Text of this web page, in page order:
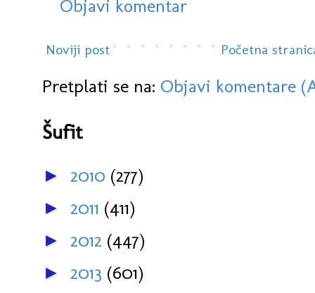
Objavi komentar
Noviji post Početna
Pretplati se na: Objavi komentare
Šufit
► 2010 (277)
► 2011 (411)
► 2012 (447)
► 2013 (601)